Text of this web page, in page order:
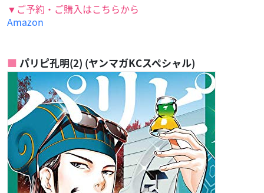
▼ご予約・ご購入はこちらから
Amazon
パリピ孔明(2) (ヤンマガKCスペシャル)